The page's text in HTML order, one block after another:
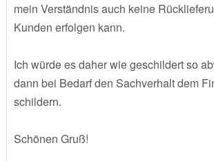
mein Verständnis auch keine
Kunden erfolgen kann.
Ich würde es daher wie geschildert so
dann bei Bedarf den Sachverhalt dem
schildern.
Schönen Gruß!